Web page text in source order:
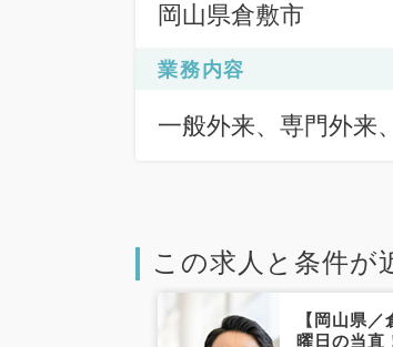
岡山県倉敷市
業務内容
一般外来、専門外来
この求人と条件が
【岡山県
曜日の当直